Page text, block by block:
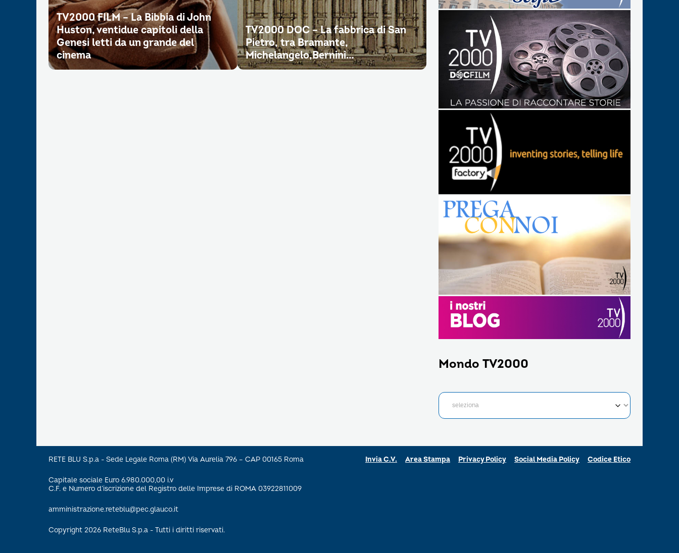
TV2000 FILM – La Bibbia di John
Huston, ventidue capitoli della
Genesi letti da un grande del
cinema
TV2000 DOC – La fabbrica di San
Pietro, tra Bramante,
Michelangelo,Bernini…
Mondo TV2000
RETE BLU S.p.a - Sede Legale Roma (RM) Via Aurelia 796 – CAP 00165 Roma
Capitale sociale Euro 6.980.000,00 i.v
C.F. e Numero d’iscrizione del Registro delle Imprese di ROMA 03922811009
amministrazione.reteblu@pec.glauco.it
Copyright 2026 ReteBlu S.p.a - Tutti i diritti riservati.
Invia C.V. Area Stampa Privacy Policy Social Media Policy Codice Etico